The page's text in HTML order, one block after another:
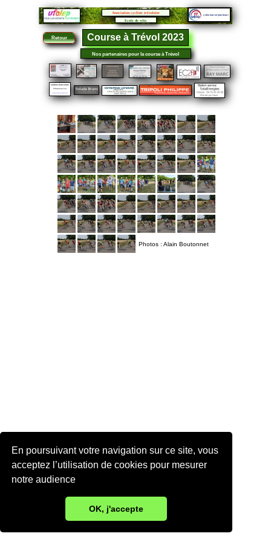
En poursuivant votre navigation sur ce site, vous
acceptez l’utilisation de cookies pour mesurer
notre audience
OK, j'accepte
Course à Trévol 2023
Ecole de vélo
Association cycliste trévoloise
Retour
Nos partenaires pour la course à Trévol
Photos : Alain Boutonnet